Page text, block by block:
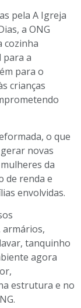
pela A Igreja
a ONG
cozinha
para a
para o
crianças
o que
novas
da
de renda e
envolvidas.
armários,
tanquinho
agora
estrutura e no